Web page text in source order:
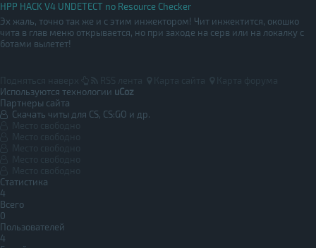
HPP HACK V4 UNDETECT no Resource Checker
Эх жаль, точно так же и с этим инжектором! Чит инжектится, окошко
чита в глав меню открывается, но при заходе на серв или на локалку с
ботами вылетет!
Используются технологии uCoz
Партнеры сайта
Скачать читы для CS, CS:GO и др.
Статистика
4
Всего
0
Пользователей
4